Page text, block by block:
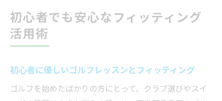
初心者でも安心なフィッティング
活用術
初心者に優しいゴルフレッスンとフィッティング
ゴルフを始めたばかりの方にとって、クラブ選びやスイ